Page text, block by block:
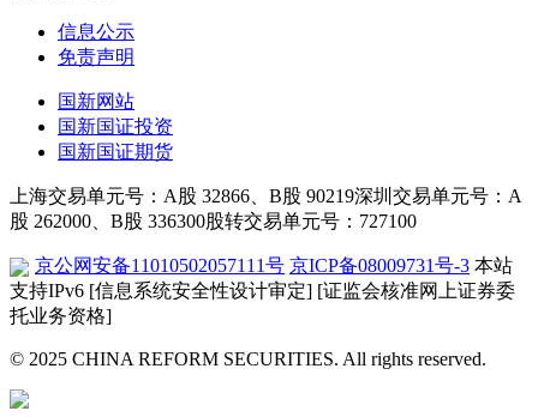
信息公示
免责声明
国新网站
国新国证投资
国新国证期货
上海交易单元号：A股 32866、B股 90219深圳交易单元号：A
股 262000、B股 336300股转交易单元号：727100
京公网安备11010502057111号 京ICP备08009731号-3 本站
支持IPv6 [信息系统安全性设计审定] [证监会核准网上证券委
托业务资格]
© 2025 CHINA REFORM SECURITIES. All rights reserved.